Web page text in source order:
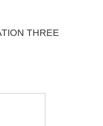
THREE